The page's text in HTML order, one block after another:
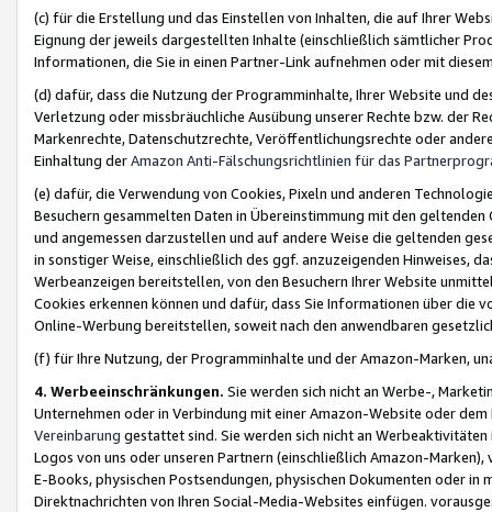
(c) für die Erstellung und das Einstellen von Inhalten, die auf Ihrer
Eignung der jeweils dargestellten Inhalte (einschließlich sämtlicher
Informationen, die Sie in einen Partner-Link aufnehmen oder mit
(d) dafür, dass die Nutzung der Programminhalte, Ihrer Website und
Verletzung oder missbräuchliche Ausübung unserer Rechte bzw. der
Markenrechte, Datenschutzrechte, Veröffentlichungsrechte oder
Einhaltung derAmazon Anti-Fälschungsrichtlinien für das
(e) dafür, die Verwendung von Cookies, Pixeln und anderen
Besuchern gesammelten Daten in Übereinstimmung mit den
und angemessen darzustellen und auf andere Weise die geltenden
in sonstiger Weise, einschließlich des ggf. anzuzeigenden Hinweises,
Werbeanzeigen bereitstellen, von den Besuchern Ihrer Website
Cookies erkennen können und dafür, dass Sie Informationen über die
Online-Werbung bereitstellen, soweit nach den anwendbaren
(f) für Ihre Nutzung, der Programminhalte und der Amazon-Marken,
4. Werbeeinschränkungen. Sie werden sich nicht an Werbe-,
Unternehmen oder in Verbindung mit einer Amazon-Website oder
Vereinbarung gestattet sind. Sie werden sich nicht an
Logos von uns oder unseren Partnern (einschließlich Amazon-
E-Books, physischen Postsendungen, physischen Dokumenten oder in
Direktnachrichten von Ihren Social-Media-Websites einfügen.